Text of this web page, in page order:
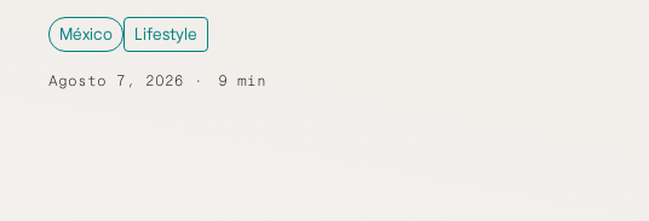
México Lifestyle
Agosto 7, 2026 9 min